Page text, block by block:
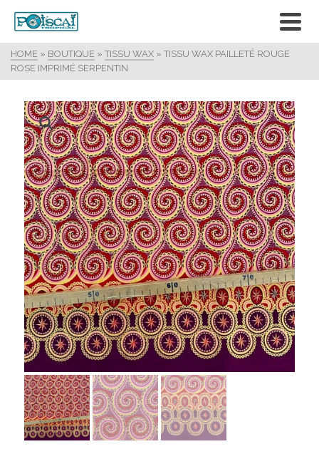
HOME » BOUTIQUE » TISSU WAX » TISSU WAX PAILLETÉ ROUGE
ROSE IMPRIMÉ SERPENTIN